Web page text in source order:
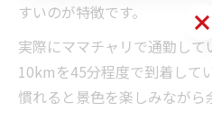
すいのが特徴です。
実際にママチャリで通勤し
10kmを45分程度で到着して
慣れると景色を楽しみなが
お問い合わ